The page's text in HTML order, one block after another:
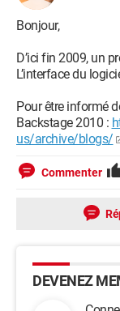
Bonjour,
D’ici fin 2009, un
L’interface du
Pour être informé
Backstage 2010 :
us/archive/blogs/
Commenter
DEVENEZ